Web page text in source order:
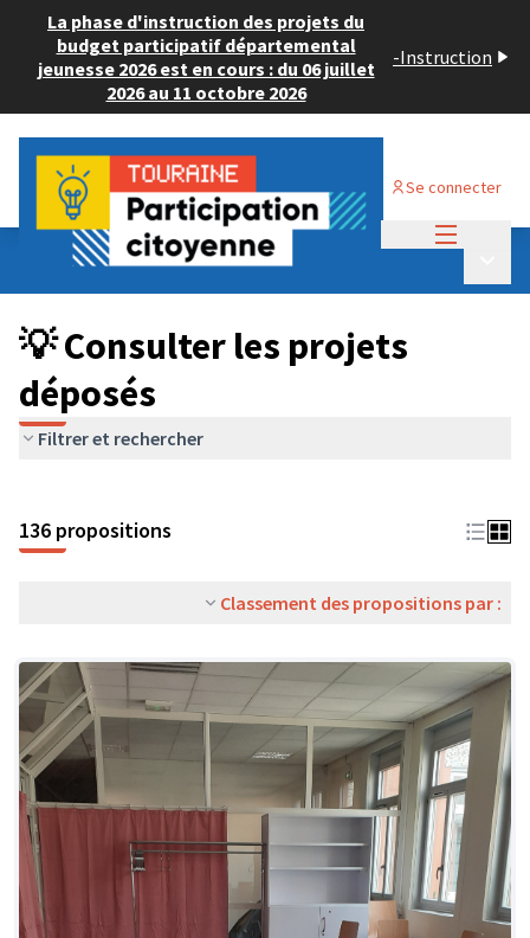
La phase d'instruction des projets du
budget participatif départemental
jeunesse 2026 est en cours : du 06 juillet
2026 au 11 octobre 2026
-Instruction
Se connecter
Budget Participatif JEUNESSE 2024
💡 Consulter les projets déposés
💡 Consulter les projets
déposés
Filtrer et rechercher
136 propositions
Classement des propositions par :